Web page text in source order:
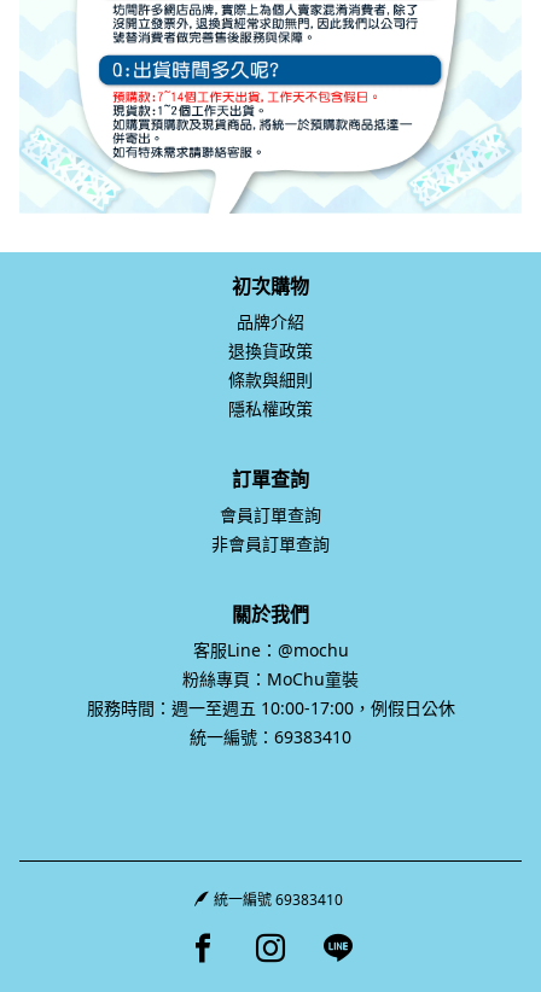
初次購物
品牌介紹
退換貨政策
條款與細則
隱私權政策
訂單查詢
會員訂單查詢
非會員訂單查詢
關於我們
客服Line：@mochu
粉絲專頁：MoChu童裝
服務時間：週一至週五 10:00-17:00，例假日公休
統一編號：69383410
統一編號 69383410
Facebook page
Instagram page
Line page